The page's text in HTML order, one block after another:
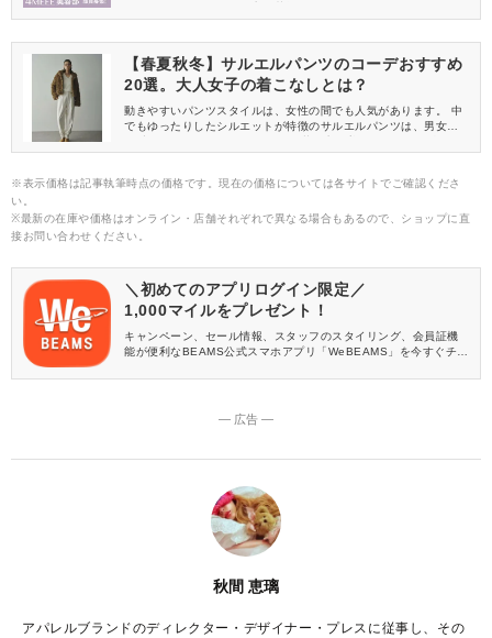
【春夏秋冬】サルエルパンツのコーデおすすめ
20選。大人女子の着こなしとは？
動きやすいパンツスタイルは、女性の間でも人気があります。 中
でもゆったりしたシルエットが特徴のサルエルパンツは、男女か
と、大人の女性は敬遠していませんか？ 着こなしもわからないと
パンツコーデを季節別にご紹介します。
※表示価格は記事執筆時点の価格です。現在の価格については各サイトでご確認くださ
い。
※最新の在庫や価格はオンライン・店舗それぞれで異なる場合もあるので、ショップに直
接お問い合わせください。
＼初めてのアプリログイン限定／
1,000マイルをプレゼント！
キャンペーン、セール情報、スタッフのスタイリング、会員証機
能が便利なBEAMS公式スマホアプリ「WeBEAMS」を今すぐチェ
― 広告 ―
秋間 恵璃
アパレルブランドのディレクター・デザイナー・プレスに従事し、その